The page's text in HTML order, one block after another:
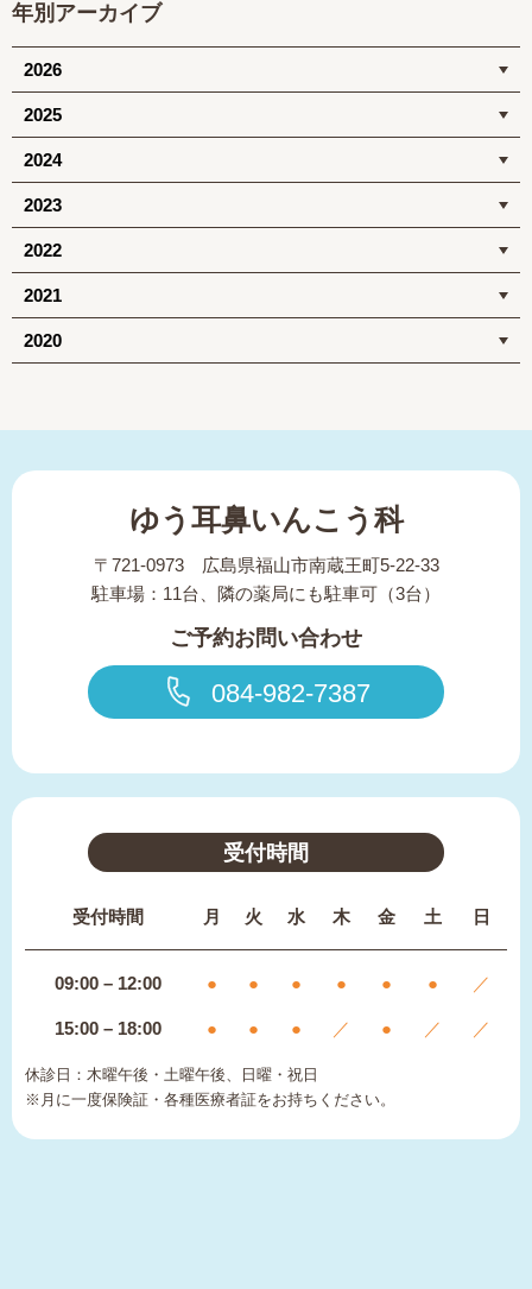
年別アーカイブ
2026
2025
2024
2023
2022
2021
2020
ゆう耳鼻いんこう科
〒721-0973 広島県福山市南蔵王町5-22-33
駐車場：11台、隣の薬局にも駐車可（3台）
ご予約お問い合わせ
084-982-7387
受付時間
受付時間 月 火 水 木 金 土 日
09:00 – 12:00 ● ● ● ● ● ● ／
15:00 – 18:00 ● ● ● ／ ● ／ ／
休診日：木曜午後・土曜午後、日曜・祝日
※月に一度保険証・各種医療者証をお持ちください。